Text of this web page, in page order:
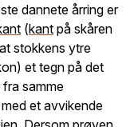
dannete årring er
(kant på skåren
stokkens ytre
et tegn på det
samme
et avvikende